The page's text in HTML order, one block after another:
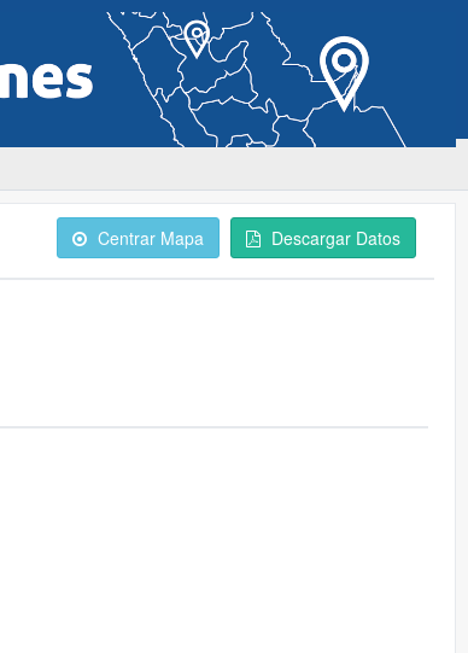
Centrar Mapa Descargar Datos